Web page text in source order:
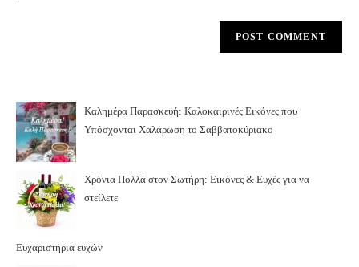
Καλημέρα Παρασκευή: Καλοκαιρινές Εικόνες που
Υπόσχονται Χαλάρωση το Σαββατοκύριακο
Χρόνια Πολλά στον Σωτήρη: Εικόνες & Ευχές για να
στείλετε
Ευχαριστήρια ευχών